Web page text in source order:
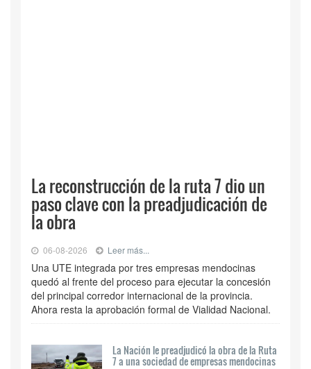
La reconstrucción de la ruta 7 dio un
paso clave con la preadjudicación de
la obra
06-08-2026 Leer más...
Una UTE integrada por tres empresas mendocinas
quedó al frente del proceso para ejecutar la concesión
del principal corredor internacional de la provincia.
Ahora resta la aprobación formal de Vialidad Nacional.
La Nación le preadjudicó la obra de la Ruta
7 a una sociedad de empresas mendocinas